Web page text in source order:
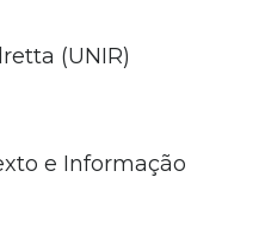
(UNIR)
e Informação